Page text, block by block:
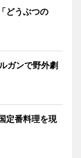
どうぶつの
ガンで野外劇
定番料理を現